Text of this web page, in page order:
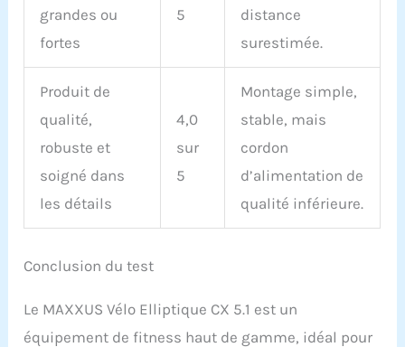
grandes ou
fortes
5
distance
surestimée.
Produit de
qualité,
robuste et
soigné dans
les détails
4,0
sur
5
Montage simple,
stable, mais
cordon
d’alimentation de
qualité inférieure.
Conclusion du test
Le MAXXUS Vélo Elliptique CX 5.1 est un
équipement de fitness haut de gamme, idéal pour